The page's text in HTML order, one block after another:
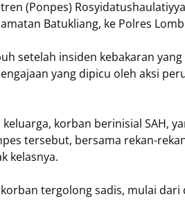
(Ponpes)
Batukliang, ke Polres
setelah insiden kebakaran
yang dipicu oleh aksi
korban berinisial SAH,
tersebut, bersama rekan-
kelasnya.
tergolong sadis, mulai dari